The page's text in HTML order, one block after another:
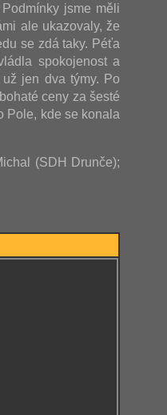
jsme měli
ale ukazovaly, že
se zdá taky. Péťa
spokojenost a
jen dva týmy. Po
ceny za šesté
Pole, kde se konala
(SDH Drunče);